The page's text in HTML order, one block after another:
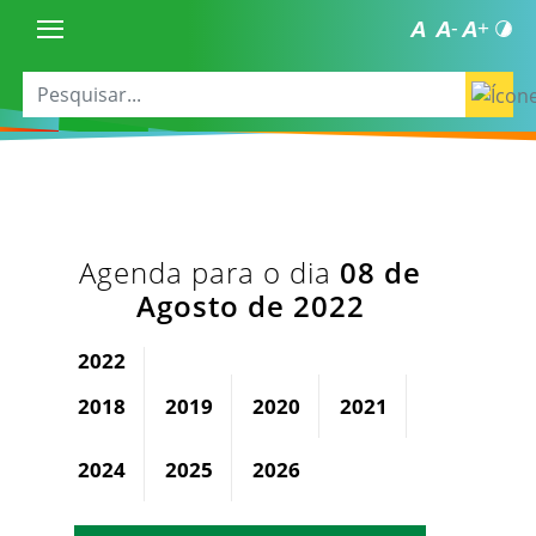
Agenda para o dia 08 de
Agosto de 2022
2022
2018
2019 2020 2021
2024 2025 2026